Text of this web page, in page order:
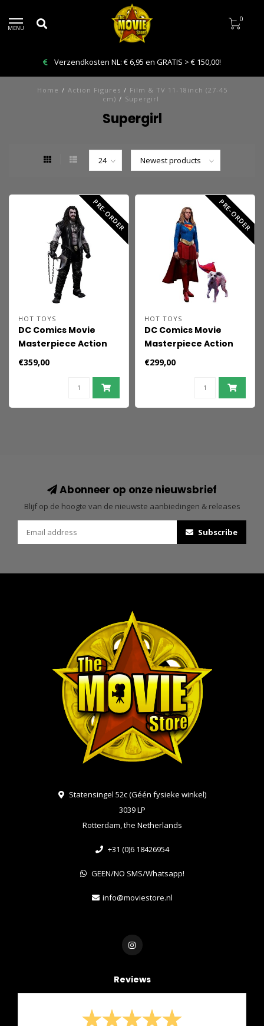
MENU
0
Verzendkosten NL: € 6,95 en GRATIS > € 150,00!
Home / Action Figures / Film & TV 11-18inch (27-45
cm) / Supergirl
Supergirl
PRE-ORDER
HOT TOYS
DC Comics Movie
Masterpiece Action
Figure 1/6 Lobo 33 cm
€359,00
PRE-ORDER
HOT TOYS
DC Comics Movie
Masterpiece Action
Figure Set Supergirl &
€299,00
Abonneer op onze nieuwsbrief
Blijf op de hoogte van de nieuwste aanbiedingen & releases
Subscribe
Statensingel 52c (Géén fysieke winkel)
3039 LP
Rotterdam, the Netherlands
+31 (0)6 18426954
GEEN/NO SMS/Whatsapp!
info@moviestore.nl
Reviews